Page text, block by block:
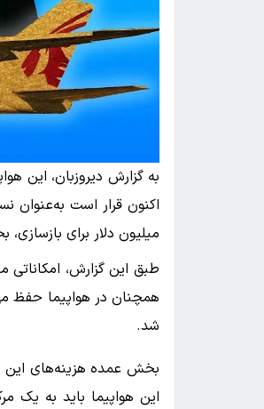
میلیون دلار برای
طبق این گزارش،
همچنان در هواپیما حفظ
شد.
بخش عمده هزینه‌های این
این هواپیما باید به یک